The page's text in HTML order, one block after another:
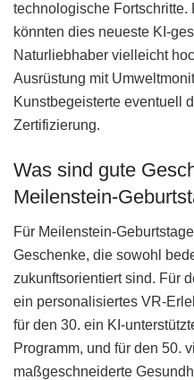
technologische Fortschritte.
könnten dies neueste KI-
Naturliebhaber vielleicht
Ausrüstung mit
Kunstbegeisterte eventuell
Zertifizierung.
Was sind gute
Meilenstein-
Für Meilenstein-
Geschenke, die sowohl
zukunftsorientiert sind. Für
ein personalisiertes VR-
für den 30. ein KI-
Programm, und für den 50.
maßgeschneiderte